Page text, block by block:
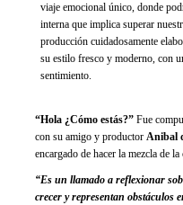
viaje emocional único, donde
interna que implica superar
producción cuidadosamente
su estilo fresco y moderno, con
sentimiento.
“Hola ¿Cómo estás?” Fue
con su amigo y productor Anibal
encargado de hacer la mezcla de la
“Es un llamado a reflexionar
crecer y representan obstáculos